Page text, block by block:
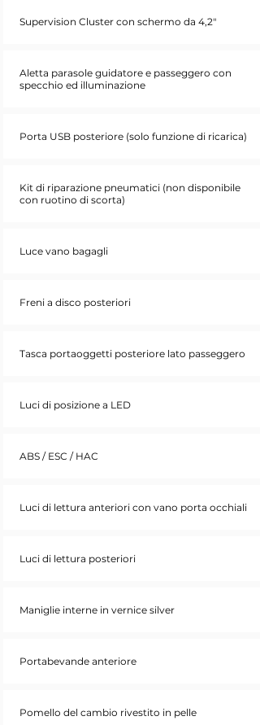
Supervision Cluster con schermo da 4,2"
Aletta parasole guidatore e passeggero con
specchio ed illuminazione
Porta USB posteriore (solo funzione di ricarica)
Kit di riparazione pneumatici (non disponibile
con ruotino di scorta)
Luce vano bagagli
Freni a disco posteriori
Tasca portaoggetti posteriore lato passeggero
Luci di posizione a LED
ABS / ESC / HAC
Luci di lettura anteriori con vano porta occhiali
Luci di lettura posteriori
Maniglie interne in vernice silver
Portabevande anteriore
Pomello del cambio rivestito in pelle